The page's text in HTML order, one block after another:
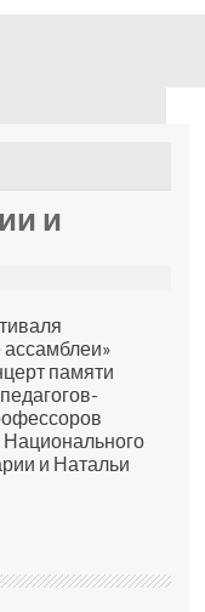
и
ассамблеи»
памяти
Национального
и Натальи